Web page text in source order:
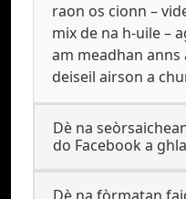
raon os cionn –
mix de na h-uile –
am meadhan
deiseil airson a
Dè na
do Facebook a